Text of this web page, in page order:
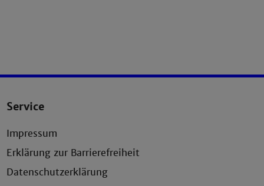
Service
Impressum
Erklärung zur Barrierefreiheit
Datenschutzerklärung